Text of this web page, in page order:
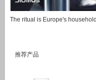
The ritual is Europe's
推荐产品